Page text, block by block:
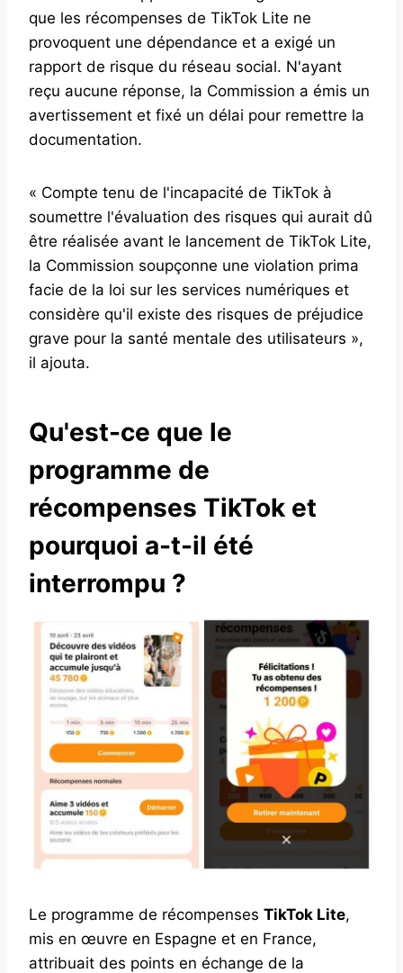
que les récompenses de TikTok Lite ne
provoquent une dépendance et a exigé un
rapport de risque du réseau social. N'ayant
reçu aucune réponse, la Commission a émis un
avertissement et fixé un délai pour remettre la
documentation.
« Compte tenu de l'incapacité de TikTok à
soumettre l'évaluation des risques qui aurait dû
être réalisée avant le lancement de TikTok Lite,
la Commission soupçonne une violation prima
facie de la loi sur les services numériques et
considère qu'il existe des risques de préjudice
grave pour la santé mentale des utilisateurs »,
il ajouta.
Qu'est-ce que le
programme de
récompenses TikTok et
pourquoi a-t-il été
interrompu ?
Le programme de récompenses TikTok Lite,
mis en œuvre en Espagne et en France,
attribuait des points en échange de la